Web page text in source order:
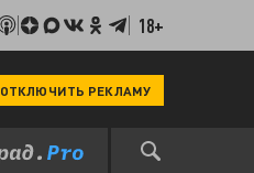
18+
ОТКЛЮЧИТЬ РЕКЛАМУ